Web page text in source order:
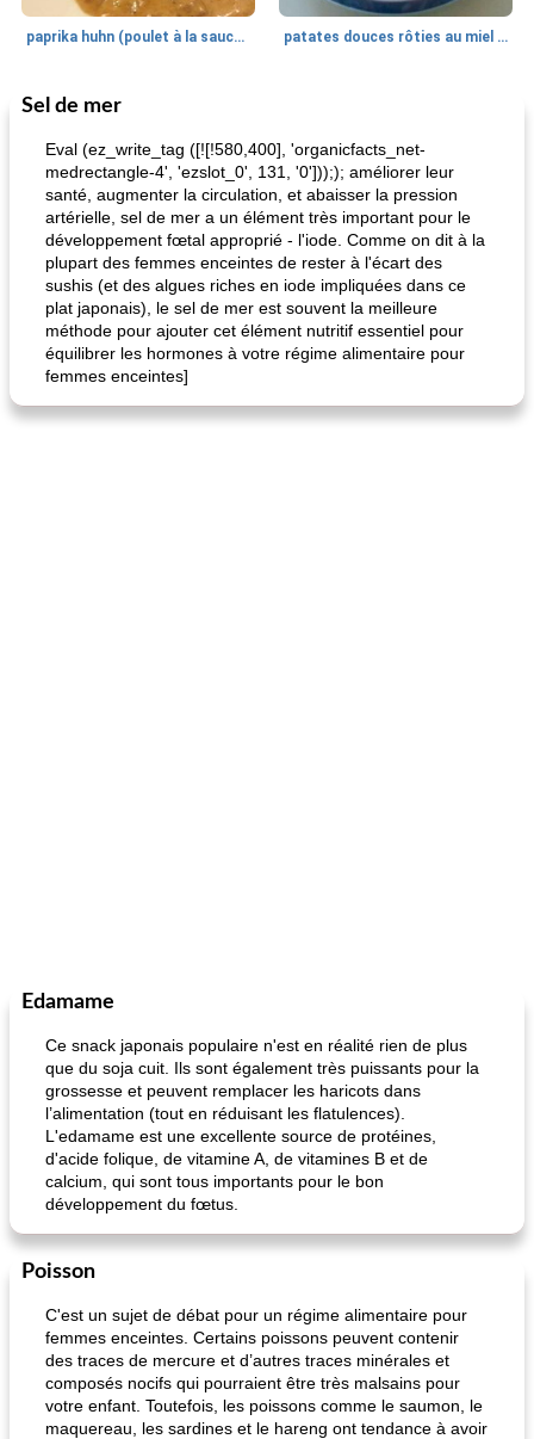
paprika huhn (poulet à la sauce paprika). patates douces rôties au miel / kumara
Petit déjeuner et brunch
quinoa petit déjeuner méditerranéen
Sel de mer
Eval (ez_write_tag ([![!580,400], 'organicfacts_net-
medrectangle-4', 'ezslot_0', 131, '0']));); améliorer leur
santé, augmenter la circulation, et abaisser la pression
artérielle, sel de mer a un élément très important pour le
développement fœtal approprié - l'iode. Comme on dit à la
plupart des femmes enceintes de rester à l'écart des
sushis (et des algues riches en iode impliquées dans ce
plat japonais), le sel de mer est souvent la meilleure
méthode pour ajouter cet élément nutritif essentiel pour
équilibrer les hormones à votre régime alimentaire pour
femmes enceintes]
Edamame
Ce snack japonais populaire n'est en réalité rien de plus
que du soja cuit. Ils sont également très puissants pour la
grossesse et peuvent remplacer les haricots dans
l’alimentation (tout en réduisant les flatulences).
L'edamame est une excellente source de protéines,
d'acide folique, de vitamine A, de vitamines B et de
calcium, qui sont tous importants pour le bon
développement du fœtus.
Poisson
C'est un sujet de débat pour un régime alimentaire pour
femmes enceintes. Certains poissons peuvent contenir
des traces de mercure et d’autres traces minérales et
composés nocifs qui pourraient être très malsains pour
votre enfant. Toutefois, les poissons comme le saumon, le
maquereau, les sardines et le hareng ont tendance à avoir